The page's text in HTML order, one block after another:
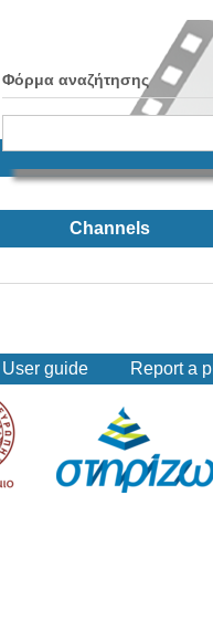
Φόρμα αναζήτησης
Channels
User guide Report a